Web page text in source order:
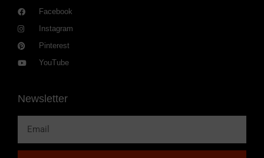
Facebook
Instagram
Pinterest
YouTube
Newsletter